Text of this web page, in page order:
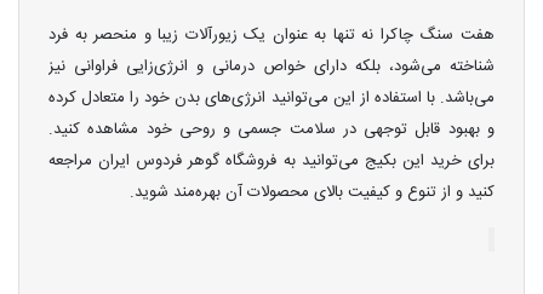
هفت سنگ چاکرا نه تنها به عنوان یک زیورآلات زیبا و منحصر به فرد
شناخته می‌شود، بلکه دارای خواص درمانی و انرژی‌زایی فراوانی نیز
می‌باشد. با استفاده از این می‌توانید انرژی‌های بدن خود را متعادل کرده
و بهبود قابل توجهی در سلامت جسمی و روحی خود مشاهده کنید.
برای خرید این بکیج می‌توانید به فروشگاه گوهر فردوس ایران مراجعه
کنید و از تنوع و کیفیت بالای محصولات آن بهره‌مند شوید.